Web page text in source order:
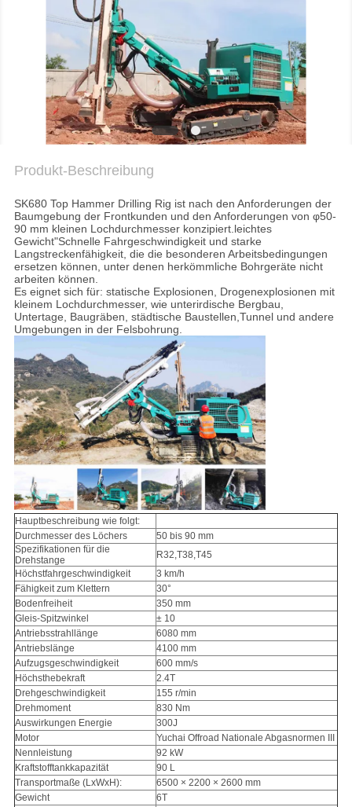
AUSFLUG
QUALITÄTSKONTROLLE
TRETEN
UNS
IN
VERBINDUNG
JETZT
CHATTEN
COMPANY
NEWS
SITEMAP
DATENSCHUTZERKLÄRUNG
Produkt-Beschreibung
SK680 Top Hammer Drilling Rig ist nach den Anforderungen der
Baumgebung der Frontkunden und den Anforderungen von φ50-
90 mm kleinen Lochdurchmesser konzipiert.leichtes
Gewicht"Schnelle Fahrgeschwindigkeit und starke
Langstreckenfähigkeit, die die besonderen Arbeitsbedingungen
ersetzen können, unter denen herkömmliche Bohrgeräte nicht
arbeiten können.
Es eignet sich für: statische Explosionen, Drogenexplosionen mit
kleinem Lochdurchmesser, wie unterirdische Bergbau,
Untertage, Baugräben, städtische Baustellen,Tunnel und andere
Umgebungen in der Felsbohrung.
Hauptbeschreibung wie folgt:
Durchmesser des Löchers
50 bis 90 mm
Spezifikationen für die
Drehstange
R32,T38,T45
Höchstfahrgeschwindigkeit
3 km/h
Fähigkeit zum Klettern
30°
Bodenfreiheit
350 mm
Gleis-Spitzwinkel
± 10
Antriebsstrahllänge
6080 mm
Antriebslänge
4100 mm
Aufzugsgeschwindigkeit
600 mm/s
Höchsthebekraft
2.4T
Drehgeschwindigkeit
155 r/min
Drehmoment
830 Nm
Auswirkungen Energie
300J
Motor
Yuchai Offroad Nationale Abgasnormen III
Nennleistung
92 kW
Kraftstofftankkapazität
90 L
Transportmaße (LxWxH):
6500 × 2200 × 2600 mm
Gewicht
6T